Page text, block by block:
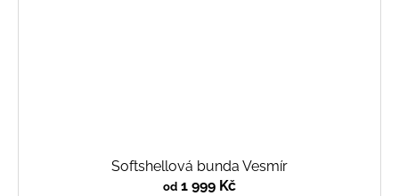
Softshellová bunda Vesmír
od 1 999 Kč